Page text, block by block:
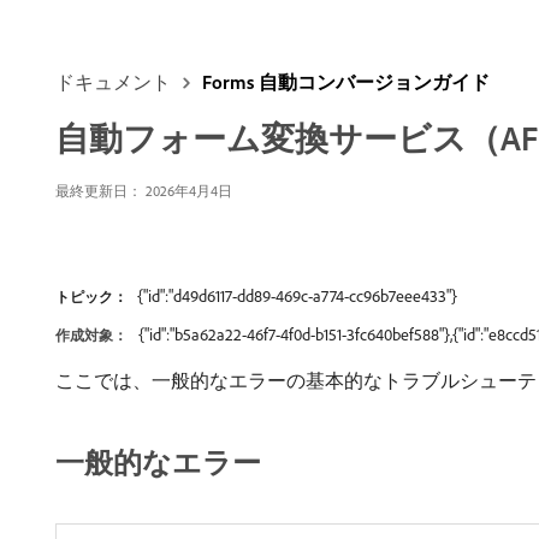
ドキュメント Forms 自動コンバージョンガイド
自動フォーム変換サービス（
最終更新日： 2026年4月4日
トピック： {"id":"d49d6117-dd89-469c-a774-cc96b7eee433"}
作成対象： {"id":"b5a62a22-46f7-4f0d-b151-
ここでは、一般的なエラーの基本的なトラブルシュー
一般的なエラー